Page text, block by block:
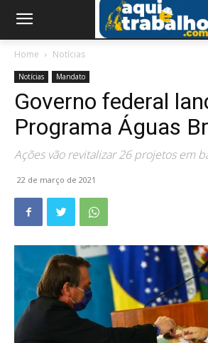
Home Notícias
Notícias Mandato
Governo federal
Programa Águas
Ações vão revitalizar 26 projetos em
22 de março de 2021